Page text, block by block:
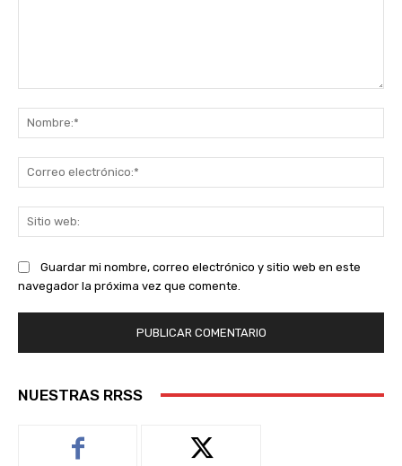
Guardar mi nombre, correo electrónico y sitio web en este
navegador la próxima vez que comente.
NUESTRAS RRSS